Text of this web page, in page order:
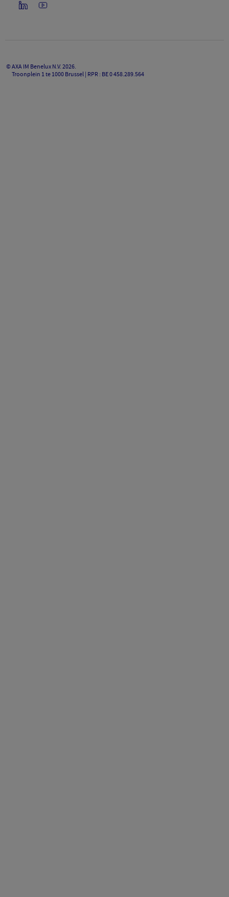
©AXA IM Benelux N.V.2026.
Troonplein 1 te 1000 Brussel | RPR : BE 0 458.289.564